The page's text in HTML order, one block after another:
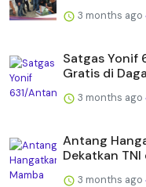
3 months ago
Satgas Yonif
Gratis di
3 months ago
Antang
Dekatkan
3 months ago